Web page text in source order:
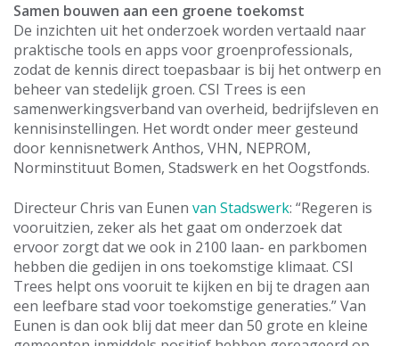
Samen bouwen aan een groene toekomst
De inzichten uit het onderzoek worden vertaald naar
praktische tools en apps voor groenprofessionals,
zodat de kennis direct toepasbaar is bij het ontwerp en
beheer van stedelijk groen. CSI Trees is een
samenwerkingsverband van overheid, bedrijfsleven en
kennisinstellingen. Het wordt onder meer gesteund
door kennisnetwerk Anthos, VHN, NEPROM,
Norminstituut Bomen, Stadswerk en het Oogstfonds.
Directeur Chris van Eunen van Stadswerk: “Regeren is
vooruitzien, zeker als het gaat om onderzoek dat
ervoor zorgt dat we ook in 2100 laan- en parkbomen
hebben die gedijen in ons toekomstige klimaat. CSI
Trees helpt ons vooruit te kijken en bij te dragen aan
een leefbare stad voor toekomstige generaties.” Van
Eunen is dan ook blij dat meer dan 50 grote en kleine